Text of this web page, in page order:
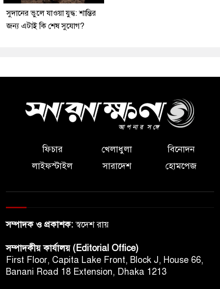
সুদানের ভুলে যাওয়া যুদ্ধ: শান্তির
জন্য এটাই কি শেষ সুযোগ?
ফিচার খেলাধুলা
বিনোদন
লাইফস্টাইল
সারাদেশ হোমপেজ
সম্পাদক ও প্রকাশক:স্বদেশ রায়
সম্পাদকীয় কার্যালয় (Editorial Office)
First Floor, Capita Lake Front, Block J, House 66,
Banani Road 18 Extension, Dhaka 1213